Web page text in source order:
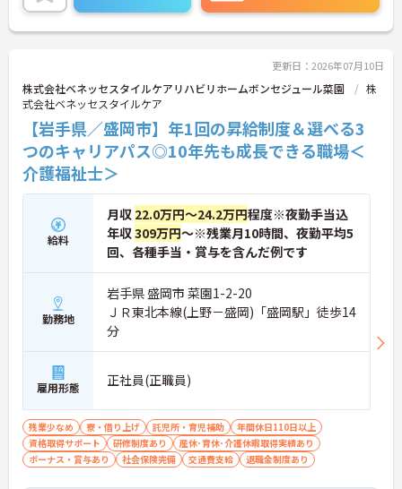
更新日：2026年07月10日
株式会社ベネッセスタイルケアリハビリホームボンセジュール菜園
株
式会社ベネッセスタイルケア
【岩手県／盛岡市】年1回の昇給制度＆選べる3
つのキャリアパス◎10年先も成長できる職場＜
介護福祉士＞
給料
月収 22.0万円～24.2万円程度※夜勤手当込
年収309万円～※残業月10時間、夜勤平均5
回、各種手当・賞与を含んだ例です
勤務地
岩手県 盛岡市 菜園1-2-20
ＪＲ東北本線(上野－盛岡)「盛岡駅」徒歩14
分
雇用形態 正社員(正職員)
残業少なめ 寮・借り上げ 託児所・育児補助
年間休日110日以上
資格取得サポート
研修制度あり
産休･育休･介護休暇取得実績あり
ボーナス・賞与あり
社会保険完備 交通費支給 退職金制度あり